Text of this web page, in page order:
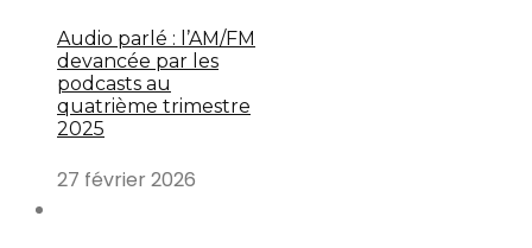
Audio parlé : l’AM/FM
devancée par les
podcasts au
quatrième trimestre
2025
27 février 2026